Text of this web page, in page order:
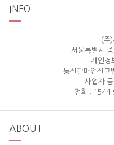
INFO
(주)
서울특별시
개인정
통신판매업신고
사업자
전화 :
ABOUT